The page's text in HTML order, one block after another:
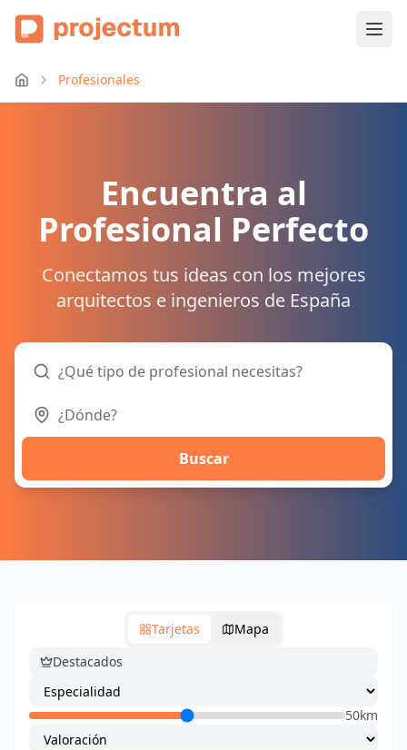
Profesionales
Encuentra al
Profesional Perfecto
Conectamos tus ideas con los mejores
arquitectos e ingenieros de España
Buscar
Tarjetas
Mapa
Destacados
50km